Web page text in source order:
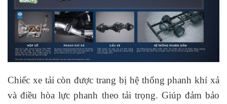
Chiếc xe tải còn được trang bị hệ thống phanh khí xả
và điều hòa lực phanh theo tải trọng. Giúp đảm bảo